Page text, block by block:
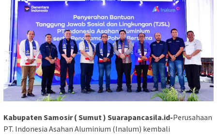
Kabupaten Samosir ( Sumut ) Suarapancasila.id-Perusahaan
PT. Indonesia Asahan Aluminium (Inalum) kembali